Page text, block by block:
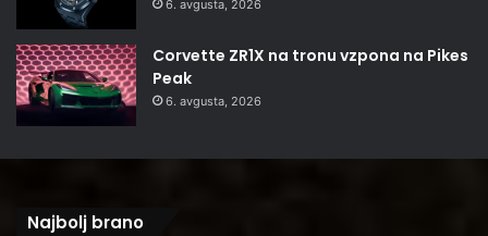
6. avgusta, 2026
Corvette ZR1X na tronu vzpona na Pikes
Peak
6. avgusta, 2026
Najbolj brano